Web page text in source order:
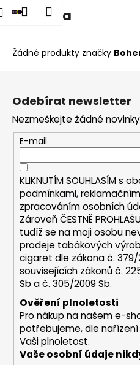
Přejít
na
Přihlášení
Nákupní
Menu
Bohemia
Žádné produkty značky
K
o
k C
p
o
t
e
b
u
e
e
n
a
?
Odebírat newsletter
Nezmeškejte žádné
E-mail
KLIKNUTÍM SOUHLASÍM s
podmínkami,
zpracováním osobních
Zároveň ČESTNĚ
tudíž se na moji osobu
prodeje tabákových
cigaret dle zákona č.
souvisejících zákonů č.
Sb a č. 305/2009 Sb.
Ověření plnoletosti
Pro nákup na našem e-
potřebujeme, dle
Vaši plnoletost.
Vaše osobní údaje